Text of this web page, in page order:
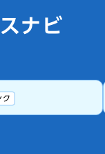
ナビ
ク